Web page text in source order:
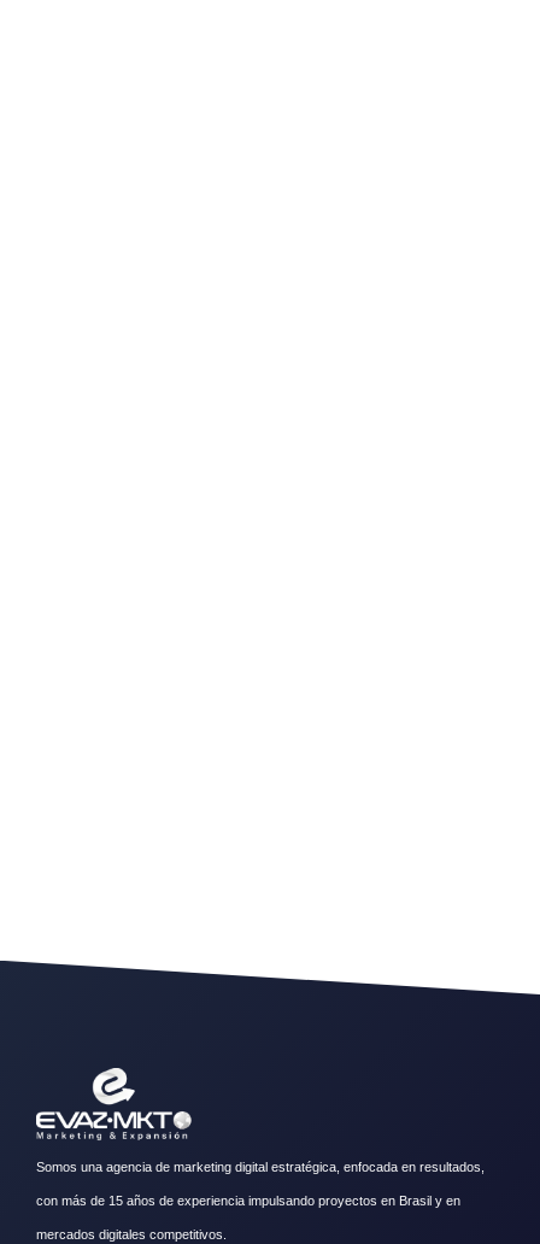
Somos una agencia de marketing digital estratégica, enfocada en resultados,
con más de 15 años de experiencia impulsando proyectos en Brasil y en
mercados digitales competitivos.